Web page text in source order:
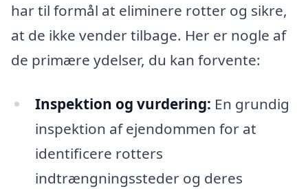
har til formål at eliminere rotter og sikre,
at de ikke vender tilbage. Her er nogle af
de primære ydelser, du kan forvente:
Inspektion og vurdering: En grundig
inspektion af ejendommen for at
identificere rotters
indtrængningssteder og deres